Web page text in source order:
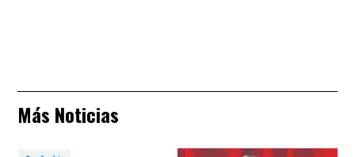
Más Noticias